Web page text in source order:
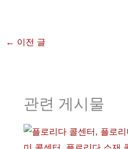
← 이전 글
관련 게시물